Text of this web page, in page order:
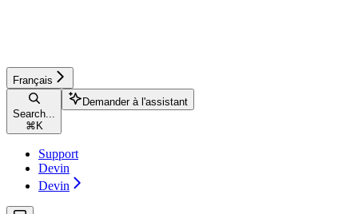
Français
Search...
⌘ K
Demander à l'assistant
Support
Devin
Devin